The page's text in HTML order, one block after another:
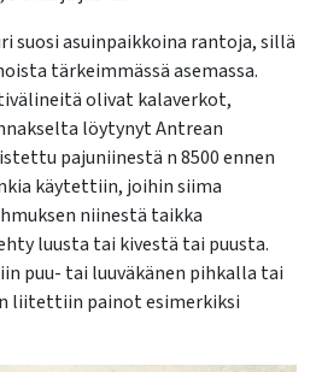
suosi asuinpaikkoina rantoja, sillä
tärkeimmässä asemassa.
olivat kalaverkot,
löytynyt Antrean
pajuniinestä n 8500 ennen
käytettiin, joihin siima
niinestä taikka
luusta tai kivestä tai puusta.
puu- tai luuväkänen pihkalla tai
liitettiin painot esimerkiksi